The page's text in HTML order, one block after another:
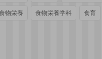
物栄養 食物栄養学科 食育